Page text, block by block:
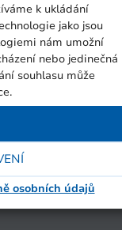
k ukládání
jako jsou
nám umožní
nebo jedinečná
souhlasu může
osobních údajů